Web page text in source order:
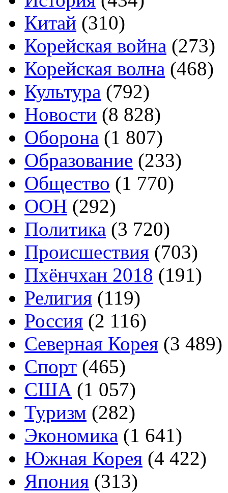
Китай (310)
Корейская война (273)
Корейская волна (468)
Культура (792)
Новости (8 828)
Оборона (1 807)
Образование (233)
Общество (1 770)
ООН (292)
Политика (3 720)
Происшествия (703)
Пхёнчхан 2018 (191)
Религия (119)
Россия (2 116)
Северная Корея (3 489)
Спорт (465)
США (1 057)
Туризм (282)
Экономика (1 641)
Южная Корея (4 422)
Япония (313)